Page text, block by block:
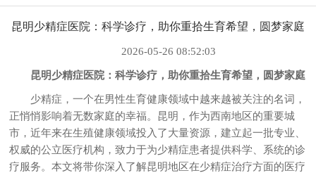
昆明少精症医院：科学诊疗，助你重拾生育希望，圆梦家庭
2026-05-26 08:52:03
昆明少精症医院：科学诊疗，助你重拾生育希望，圆梦家庭
少精症，一个在男性生育健康领域中越来越被关注的名词，
正悄悄影响着无数家庭的幸福。昆明，作为西南地区的重要城
市，近年来在生殖健康领域投入了大量资源，建立起一批专业、
权威的公立医疗机构，致力于为少精症患者提供科学、系统的诊
疗服务。本文将带你深入了解昆明地区在少精症治疗方面的医疗